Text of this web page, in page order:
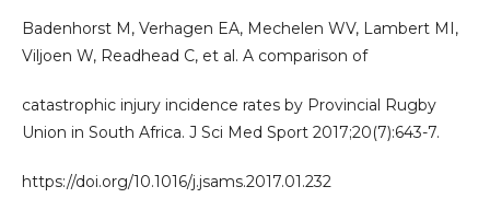
Badenhorst M, Verhagen EA, Mechelen WV, Lambert MI,
Viljoen W, Readhead C, et al. A comparison of
catastrophic injury incidence rates by Provincial Rugby
Union in South Africa. J Sci Med Sport 2017;20(7):643-7.
https://doi.org/10.1016/j.jsams.2017.01.232